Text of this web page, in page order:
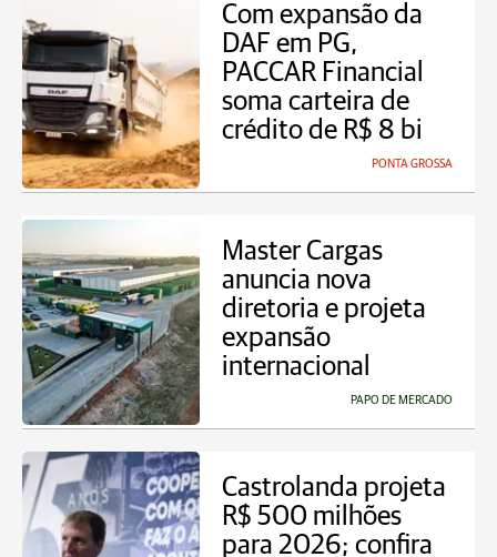
Com expansão da
DAF em PG,
PACCAR Financial
soma carteira de
crédito de R$ 8 bi
PONTA GROSSA
Master Cargas
anuncia nova
diretoria e projeta
expansão
internacional
PAPO DE MERCADO
Castrolanda projeta
R$ 500 milhões
para 2026; confira